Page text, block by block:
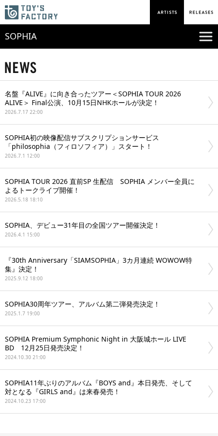
SOPHIA
名盤『ALIVE』に向き合ったツアー＜SOPHIA TOUR 2026
ALIVE＞ Final公演、10月15日NHKホールが決定！
2026.7.17 22:00
SOPHIA初の映像配信サブスクリプションサービス
「philosophia（フィロソフィア）」スタート！
2026.7.1 12:00
SOPHIA TOUR 2026 直前SP 生配信 SOPHIA メンバー全員に
よるトークライブ開催！
2026.5.18 18:10
SOPHIA、デビュー31年目の全国ツアー開催決定！
2026.4.1 15:00
『30th Anniversary「SIAMSOPHIA」3カ月連続 WOWOW特
集』決定！
2025.9.12 18:00
SOPHIA30周年ツアー、アルバム第二弾発売決定！
2025.1.7 19:00
SOPHIA Premium Symphonic Night in 大阪城ホール LIVE
BD 12月25日発売決定！
2024.10.30 21:00
SOPHIA11年ぶりのアルバム『BOYS and』本日発売、そして
対となる『GIRLS and』は来春発売！
2024.10.23 17:00